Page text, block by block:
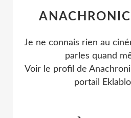
Je ne connais rien au
parles quand
Voir le profil de
portail